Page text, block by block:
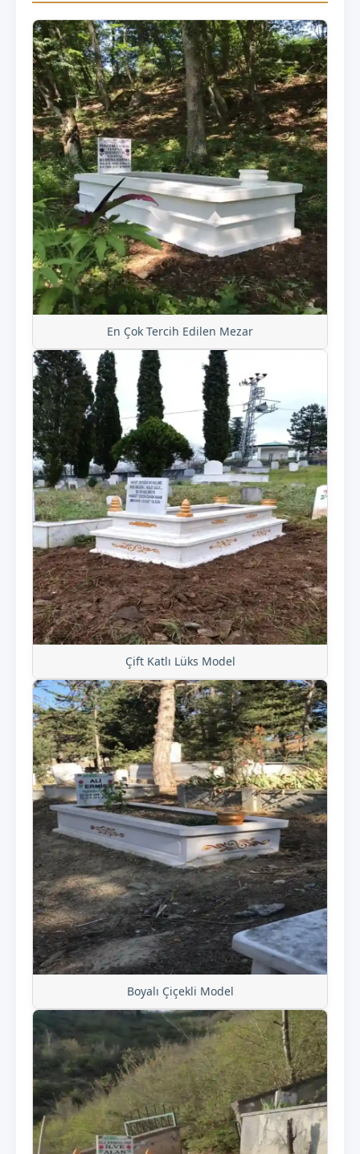
En Çok Tercih Edilen Mezar
Çift Katlı Lüks Model
Boyalı Çiçekli Model